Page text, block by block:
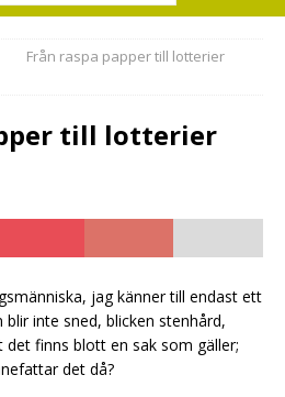
Från raspa papper till lotterier
till lotterier
jag känner till endast ett
inte sned, blicken stenhård,
finns blott en sak som gäller;
det då?